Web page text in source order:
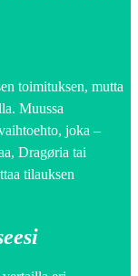
toimituksen, mutta
Muussa
joka –
Dragøria tai
tilauksen